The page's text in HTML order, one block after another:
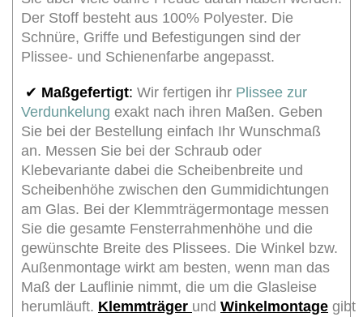
Der Stoff besteht aus 100% Polyester. Die
Schnüre, Griffe und Befestigungen sind der
Plissee- und Schienenfarbe angepasst.
✔ Maßgefertigt: Wir fertigen ihr Plissee zur
Verdunkelung exakt nach ihren Maßen. Geben
Sie bei der Bestellung einfach Ihr Wunschmaß
an. Messen Sie bei der Schraub oder
Klebevariante dabei die Scheibenbreite und
Scheibenhöhe zwischen den Gummidichtungen
am Glas. Bei der Klemmträgermontage messen
Sie die gesamte Fensterrahmenhöhe und die
gewünschte Breite des Plissees. Die Winkel bzw.
Außenmontage wirkt am besten, wenn man das
Maß der Lauflinie nimmt, die um die Glasleise
herumläuft. Klemmträger und Winkelmontage gibt